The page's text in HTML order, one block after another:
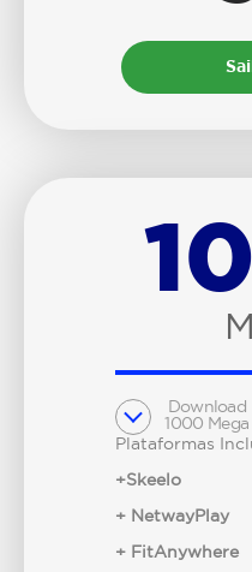
Download
1000 Mega
Plataformas
+Skeelo
+ NetwayPlay
+ FitAnywhere